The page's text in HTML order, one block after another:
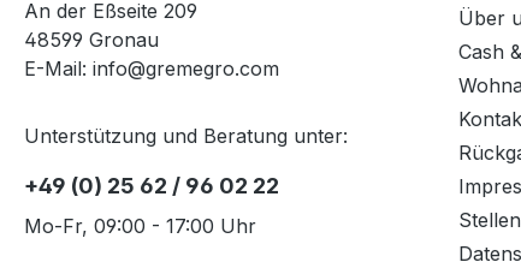
An der Eßseite 209
48599 Gronau
E-Mail: info@gremegro.com
Unterstützung und Beratung unter:
+49 (0) 25 62 / 96 02 22
Mo-Fr, 09:00 - 17:00 Uhr
Über
Cash